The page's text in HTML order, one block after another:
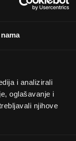
i analizirali
oglašavanje i
njihove
NAČINI PLAĆANJA
Kreditnim karticama
općom uplatnicom,